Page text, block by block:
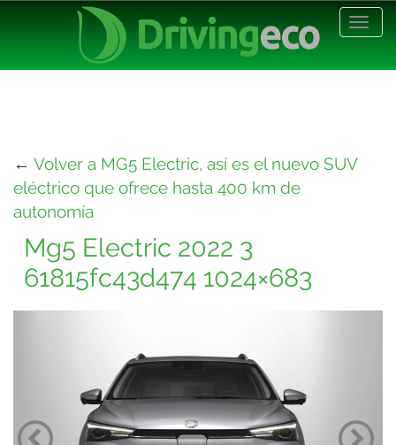
← Volver a MG5 Electric, así es el nuevo SUV
eléctrico que ofrece hasta 400 km de
autonomía
Mg5 Electric 2022 3
61815fc43d474 1024×683